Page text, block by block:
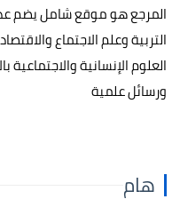
المرجع هو موقع شامل يضم
التربية وعلم الاجتماع
العلوم الإنسانية
ورسائل علمية
هام